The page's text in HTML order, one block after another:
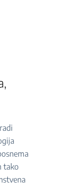
tako